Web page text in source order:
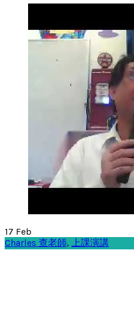
17 Feb
Charles 查老師, 上課演講